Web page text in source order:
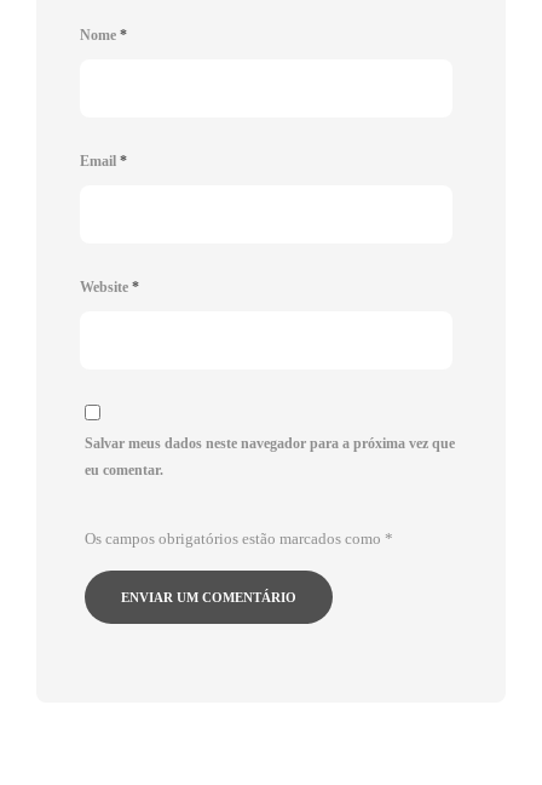
Nome *
Email *
Website *
Salvar meus dados neste navegador para a próxima vez que
eu comentar.
Os campos obrigatórios estão marcados como *